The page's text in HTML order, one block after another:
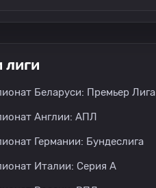
Беларуси: Премьер Лига
Англии: АПЛ
Германии: Бундеслига
Италии: Серия А